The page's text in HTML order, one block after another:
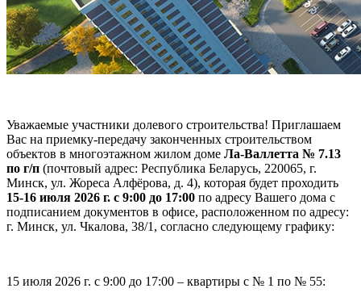
Уважаемые участники долевого строительства! Приглашаем
Вас на приемку-передачу законченных строительством
объектов в многоэтажном жилом доме Ла-Валлетта № 7.13
по г/п (почтовый адрес: Республика Беларусь, 220065, г.
Минск, ул. Жореса Алфёрова, д. 4), которая будет проходить
15-16 июля 2026 г. с 9:00 до 17:00 по адресу Вашего дома с
подписанием документов в офисе, расположенном по адресу:
г. Минск, ул. Чкалова, 38/1, согласно следующему графику:
15 июля 2026 г. с 9:00 до 17:00 – квартиры с № 1 по № 55: